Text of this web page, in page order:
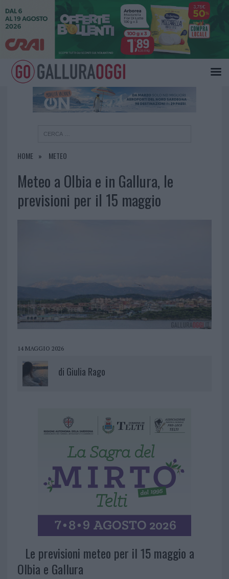
HOME METEO
Meteo a Olbia e in Gallura, le
previsioni per il 15 maggio
14 MAGGIO 2026
di Giulia Rago
Le previsioni meteo per il 15 maggio a
Olbia e Gallura
×